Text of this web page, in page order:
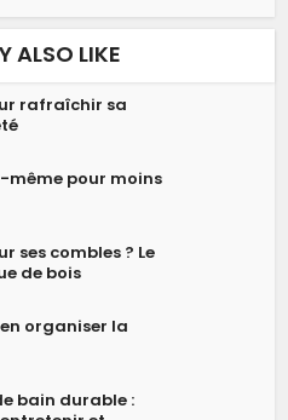
ALSO LIKE
rafraîchir sa
même pour moins
ses combles ? Le
de bois
organiser la
bain durable :